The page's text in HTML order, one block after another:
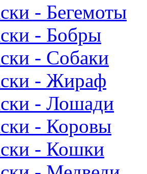
- Бегемоты
- Бобры
- Собаки
- Жираф
- Лошади
- Коровы
- Кошки